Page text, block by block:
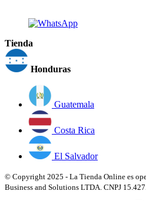
Tienda
Honduras
Guatemala
Costa Rica
El Salvador
© Copyright 2025 - La Tienda Online es
Business and Solutions LTDA. CNPJ